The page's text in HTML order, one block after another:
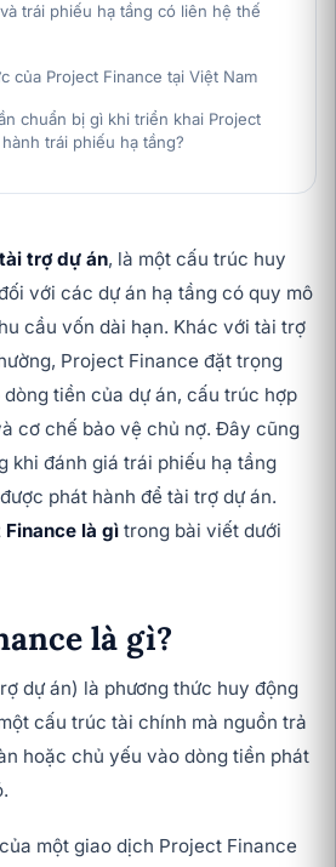
tài trợ dự án, là một cấu trúc huy
với các dự án hạ tầng có quy mô
cầu vốn dài hạn. Khác với tài trợ
Project Finance đặt trọng
tiền của dự án, cấu trúc hợp
cơ chế bảo vệ chủ nợ. Đây cũng
khi đánh giá trái phiếu hạ tầng
phát hành để tài trợ dự án.
Finance là gì trong bài viết dưới
là gì?
dự án) là phương thức huy động
cấu trúc tài chính mà nguồn trả
hoặc chủ yếu vào dòng tiền phát
một giao dịch Project Finance
trái phiếu hạ tầng có liên hệ thế
của Project Finance tại Việt Nam
chuẩn bị gì khi triển khai Project
trái phiếu hạ tầng?